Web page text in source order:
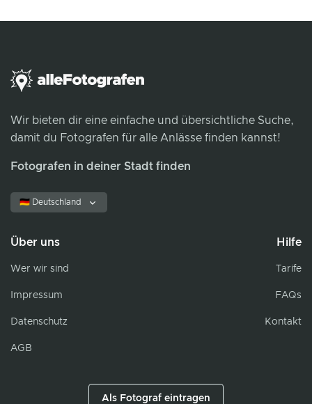
Wir bieten dir eine einfache und übersichtliche Suche,
damit du Fotografen für alle Anlässe finden kannst!
Fotografen in deiner Stadt finden
🇩🇪 Deutschland
Über uns
Wer wir sind
Impressum
Datenschutz
AGB
Hilfe
Tarife
FAQs
Kontakt
Als Fotograf eintragen